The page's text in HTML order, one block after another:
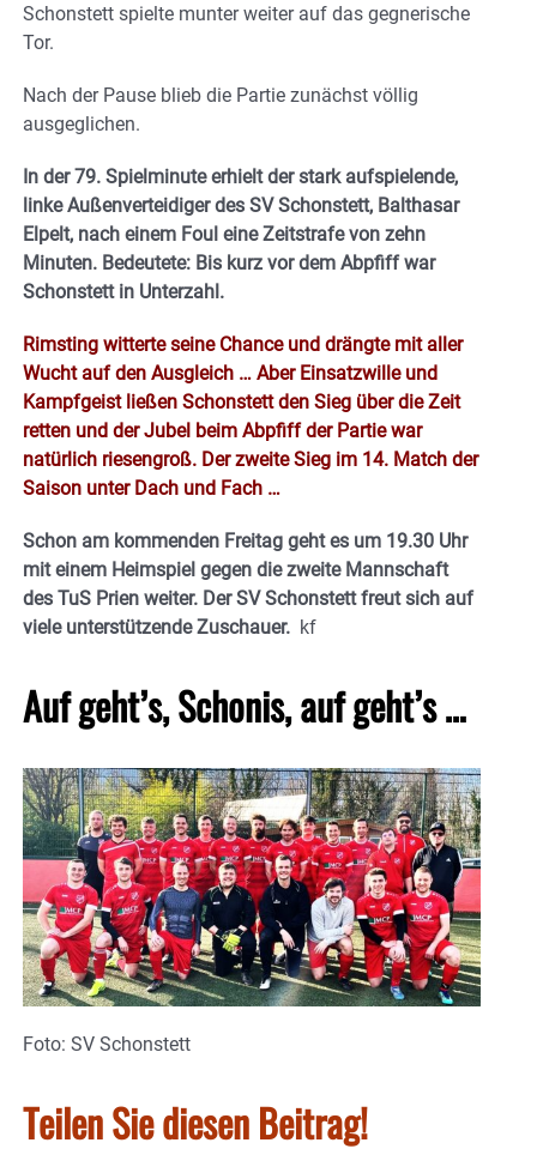
Schonstett spielte munter weiter auf das gegnerische
Tor.
Nach der Pause blieb die Partie zunächst völlig
ausgeglichen.
In der 79. Spielminute erhielt der stark aufspielende,
linke Außenverteidiger des SV Schonstett, Balthasar
Elpelt, nach einem Foul eine Zeitstrafe von zehn
Minuten. Bedeutete: Bis kurz vor dem Abpfiff war
Schonstett in Unterzahl.
Rimsting witterte seine Chance und drängte mit aller
Wucht auf den Ausgleich … Aber Einsatzwille und
Kampfgeist ließen Schonstett den Sieg über die Zeit
retten und der Jubel beim Abpfiff der Partie war
natürlich riesengroß. Der zweite Sieg im 14. Match der
Saison unter Dach und Fach …
Schon am kommenden Freitag geht es um 19.30 Uhr
mit einem Heimspiel gegen die zweite Mannschaft
des TuS Prien weiter. Der SV Schonstett freut sich auf
viele unterstützende Zuschauer. kf
Auf geht’s, Schonis, auf geht’s …
Foto: SV Schonstett
Teilen Sie diesen Beitrag!